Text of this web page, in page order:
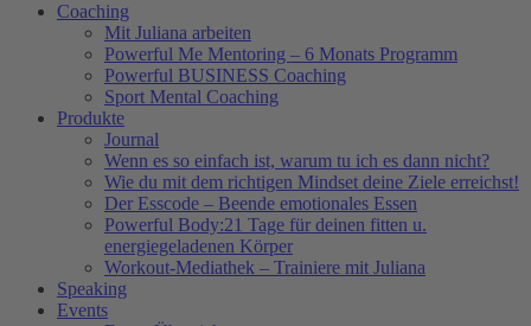
Coaching
Mit Juliana arbeiten
Powerful Me Mentoring – 6 Monats Programm
Powerful BUSINESS Coaching
Sport Mental Coaching
Produkte
Journal
Wenn es so einfach ist, warum tu ich es dann nicht?
Wie du mit dem richtigen Mindset deine Ziele erreichst!
Der Esscode – Beende emotionales Essen
Powerful Body:21 Tage für deinen fitten u.
energiegeladenen Körper
Workout-Mediathek – Trainiere mit Juliana
Speaking
Events